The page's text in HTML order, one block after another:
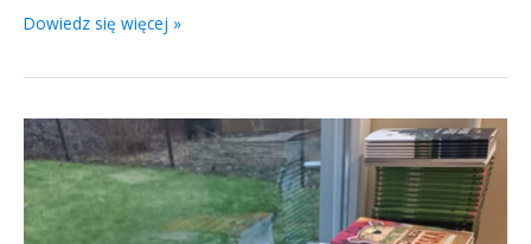
Dowiedz się więcej »
Nowe
książki
dla
polskich
szkół
na
Litwie